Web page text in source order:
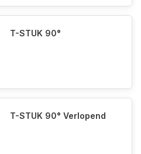
T-STUK 90°
T-STUK 90° Verlopend